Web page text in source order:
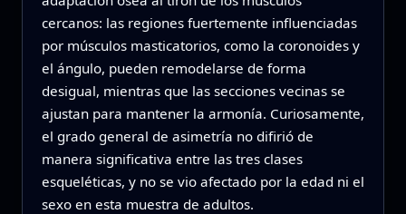
cercanos: las regiones fuertemente influenciadas
por músculos masticatorios, como la coronoides y
el ángulo, pueden remodelarse de forma
desigual, mientras que las secciones vecinas se
ajustan para mantener la armonía. Curiosamente,
el grado general de asimetría no difirió de
manera significativa entre las tres clases
esqueléticas, y no se vio afectado por la edad ni el
sexo en esta muestra de adultos.